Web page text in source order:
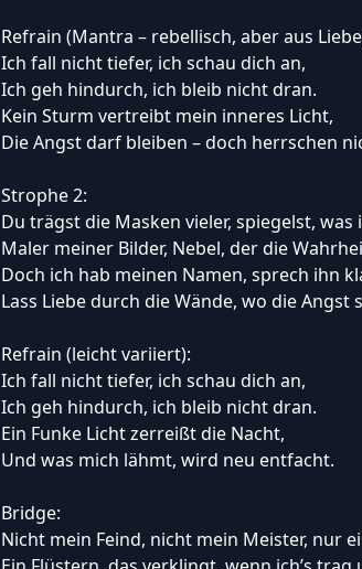
Refrain (Mantra – rebellisch, aber aus
Ich fall nicht tiefer, ich schau dich an,
Ich geh hindurch, ich bleib nicht dran.
Kein Sturm vertreibt mein inneres Licht,
Die Angst darf bleiben – doch herrschen
Strophe 2:
Du trägst die Masken vieler, spiegelst, was
Maler meiner Bilder, Nebel, der die
Doch ich hab meinen Namen, sprech ihn
Lass Liebe durch die Wände, wo die Angst
Refrain (leicht variiert):
Ich fall nicht tiefer, ich schau dich an,
Ich geh hindurch, ich bleib nicht dran.
Ein Funke Licht zerreißt die Nacht,
Und was mich lähmt, wird neu entfacht.
Bridge:
Nicht mein Feind, nicht mein Meister, nur